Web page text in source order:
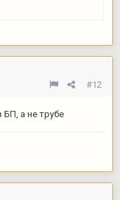
#12
БП, а не трубе